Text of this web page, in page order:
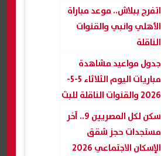
اتفرج ببلاش.. موعد مباراة
الأهلي وانبي والقنوات
الناقلة
جدول مواعيد مشاهدة
مباريات اليوم الثلاثاء 5-5-
2026 والقنوات الناقلة للبث
المباشر
سكن لكل المصريين 9.. آخر
مستجدات حجز شقق
الإسكان الاجتماعي 2026